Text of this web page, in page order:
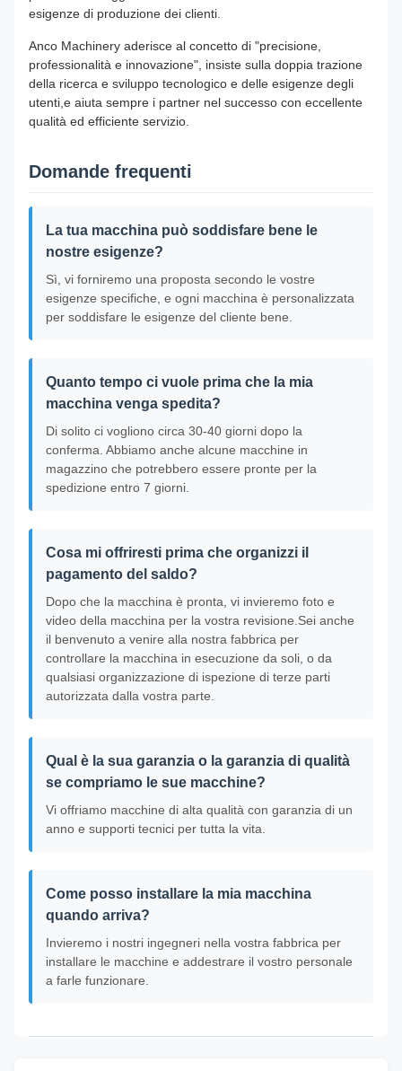
esigenze di produzione dei clienti.
Anco Machinery aderisce al concetto di "precisione,
professionalità e innovazione", insiste sulla doppia trazione
della ricerca e sviluppo tecnologico e delle esigenze degli
utenti,e aiuta sempre i partner nel successo con eccellente
qualità ed efficiente servizio.
Domande frequenti
La tua macchina può soddisfare bene le
nostre esigenze?
Sì, vi forniremo una proposta secondo le vostre
esigenze specifiche, e ogni macchina è personalizzata
per soddisfare le esigenze del cliente bene.
Quanto tempo ci vuole prima che la mia
macchina venga spedita?
Di solito ci vogliono circa 30-40 giorni dopo la
conferma. Abbiamo anche alcune macchine in
magazzino che potrebbero essere pronte per la
spedizione entro 7 giorni.
Cosa mi offriresti prima che organizzi il
pagamento del saldo?
Dopo che la macchina è pronta, vi invieremo foto e
video della macchina per la vostra revisione.Sei anche
il benvenuto a venire alla nostra fabbrica per
controllare la macchina in esecuzione da soli, o da
qualsiasi organizzazione di ispezione di terze parti
autorizzata dalla vostra parte.
Qual è la sua garanzia o la garanzia di qualità
se compriamo le sue macchine?
Vi offriamo macchine di alta qualità con garanzia di un
anno e supporti tecnici per tutta la vita.
Come posso installare la mia macchina
quando arriva?
Invieremo i nostri ingegneri nella vostra fabbrica per
installare le macchine e addestrare il vostro personale
a farle funzionare.